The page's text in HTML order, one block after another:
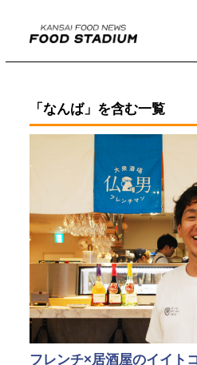
「なんば」を含む一覧
フレンチ×居酒屋のイイト